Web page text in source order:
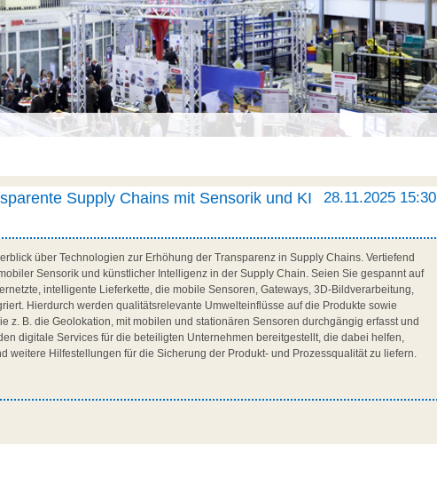
28.11.2025 15:30
Supply Chains mit Sensorik und KI
über Technologien zur Erhöhung der Transparenz in Supply Chains. Vertiefend
Sensorik und künstlicher Intelligenz in der Supply Chain. Seien Sie gespannt auf
intelligente Lieferkette, die mobile Sensoren, Gateways, 3D-Bildverarbeitung,
Hierdurch werden qualitätsrelevante Umwelteinflüsse auf die Produkte sowie
z. B. die Geolokation, mit mobilen und stationären Sensoren durchgängig erfasst und
digitale Services für die beteiligten Unternehmen bereitgestellt, die dabei helfen,
weitere Hilfestellungen für die Sicherung der Produkt- und Prozessqualität zu liefern.